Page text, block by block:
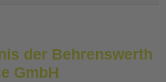
der Behrenswerth
GmbH